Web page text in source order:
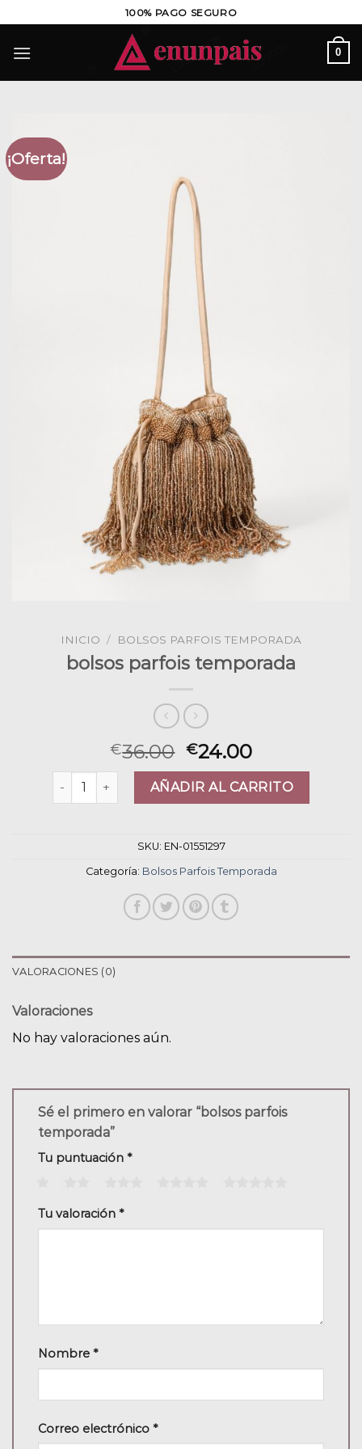
al
contenido
100% PAGO SEGURO
0
¡Oferta!
INICIO / BOLSOS PARFOIS TEMPORADA
bolsos parfois temporada
€36.00 €24.00
bolsos parfois temporada cantidad
AÑADIR AL CARRITO
SKU: EN-01551297
Categoría: Bolsos Parfois Temporada
VALORACIONES (0)
Valoraciones
No hay valoraciones aún.
Sé el primero en valorar “bolsos parfois
temporada”
Tu puntuación *
Tu valoración *
Nombre *
Correo electrónico *